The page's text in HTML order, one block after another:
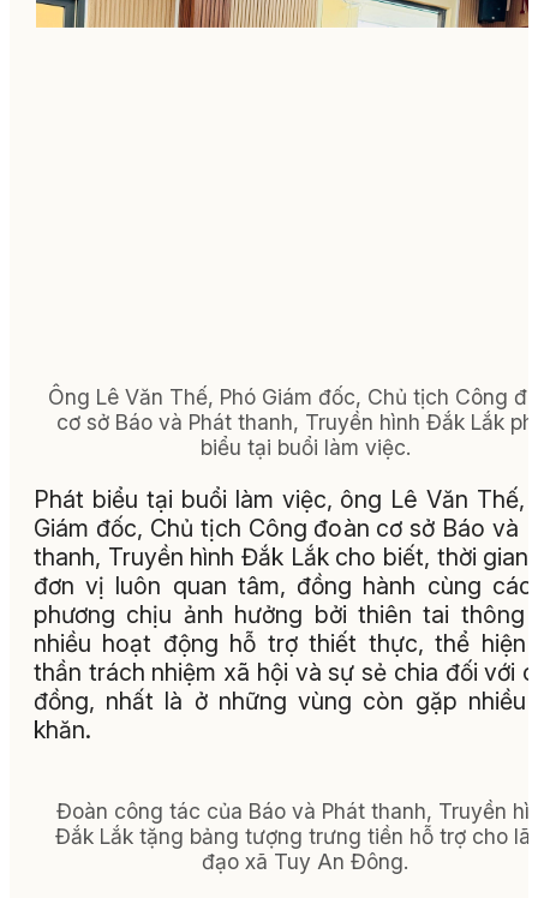
Ông Lê Văn Thế, Phó Giám đốc, Chủ tịch Công
cơ sở Báo và Phát thanh, Truyền hình Đắk Lắk
biểu tại buổi làm việc.
Phát biểu tại buổi làm việc, ông Lê Văn Thế,
Giám đốc, Chủ tịch Công đoàn cơ sở Báo và
thanh, Truyền hình Đắk Lắk cho biết, thời gian
đơn vị luôn quan tâm, đồng hành cùng
phương chịu ảnh hưởng bởi thiên tai thông
nhiều hoạt động hỗ trợ thiết thực, thể hiện
thần trách nhiệm xã hội và sự sẻ chia đối với
đồng, nhất là ở những vùng còn gặp nhiều
khăn.
Đoàn công tác của Báo và Phát thanh, Truyền
Đắk Lắk tặng bảng tượng trưng tiền hỗ trợ cho
đạo xã Tuy An Đông.